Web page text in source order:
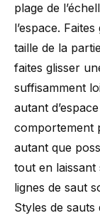
plage de
l’espace.
taille de la
faites glisser
suffisamment
autant
comportement
autant que
tout en laissant
lignes de saut
Styles de sauts